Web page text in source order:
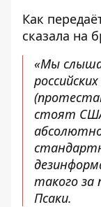
Как
сказала на
«Мы
стоят
такого за
Псаки.